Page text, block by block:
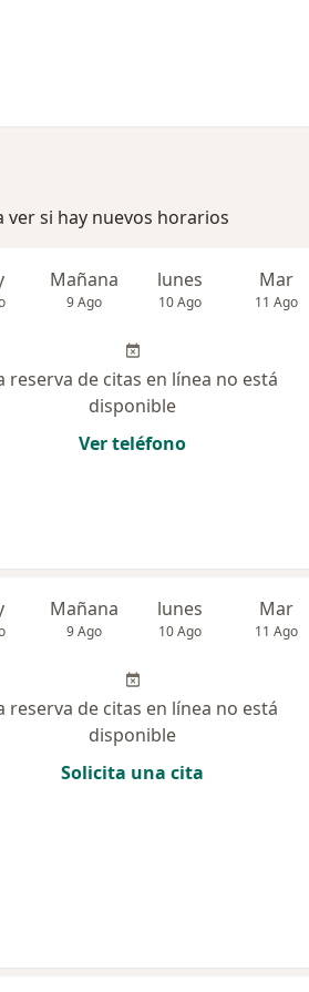
si hay nuevos horarios
Mañana
9 Ago
lunes
10 Ago
Mar
11 Ago
reserva de citas en línea no está
disponible
Ver teléfono
Mañana
9 Ago
lunes
10 Ago
Mar
11 Ago
reserva de citas en línea no está
disponible
Solicita una cita